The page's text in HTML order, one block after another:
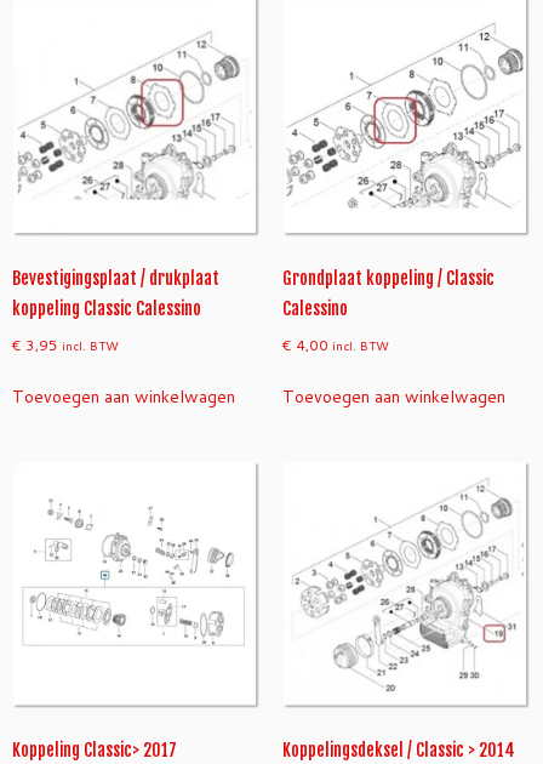
Bevestigingsplaat / drukplaat
koppeling Classic Calessino
€ 3,95 incl. BTW
Toevoegen aan winkelwagen
Grondplaat koppeling / Classic
Calessino
€ 4,00 incl. BTW
Toevoegen aan winkelwagen
Koppeling Classic> 2017
Koppelingsdeksel / Classic > 2014